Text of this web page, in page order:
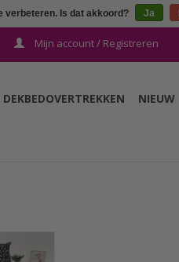
Mijn account / Registreren
DEKBEDOVERTREKKEN NIEUW
dessin
verbeteren. Is dat akkoord? Ja